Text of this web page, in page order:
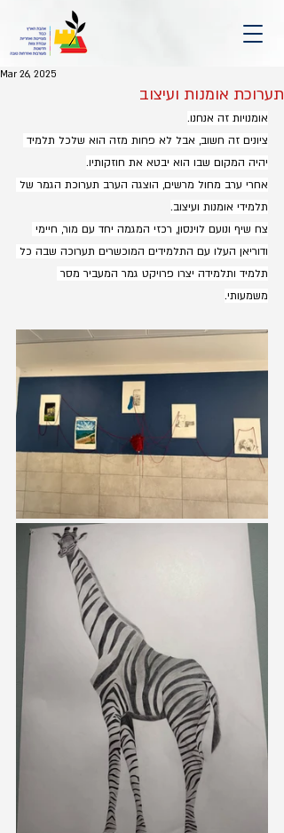
תערוכת אומנות ועיצוב
Mar 26, 2025
אומנויות זה אנחנו.
ציונים זה חשוב, אבל לא פחות מזה הוא שלכל תלמיד
יהיה המקום שבו הוא יבטא את חוזקותיו.
אחרי ערב מחול מרשים, הוצגה הערב תערוכת הגמר של
תלמידי אומנות ועיצוב.
צח שיף ונועם לוינסון, רכזי המגמה יחד עם מור, חיימי
ודוריאן העלו עם התלמידים המוכשרים תערוכה שבה כל
תלמיד ותלמידה יצרו פרויקט גמר המעביר מסר
משמעותי.